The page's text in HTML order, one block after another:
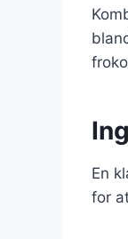
En
for